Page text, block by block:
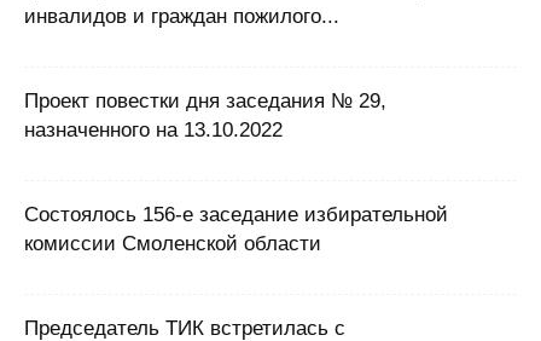
инвалидов и граждан пожилого...
Проект повестки дня заседания № 29,
назначенного на 13.10.2022
Состоялось 156-е заседание избирательной
комиссии Смоленской области
Председатель ТИК встретилась с